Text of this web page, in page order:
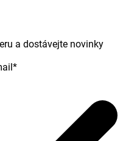
a dostávejte novinky
*